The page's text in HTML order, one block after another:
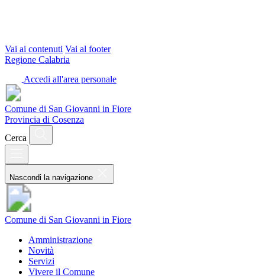
Vai ai contenuti Vai al footer
Regione Calabria
Accedi all'area personale
Comune di San Giovanni in Fiore
Provincia di Cosenza
Cerca
Nascondi la navigazione
Comune di San Giovanni in Fiore
Amministrazione
Novità
Servizi
Vivere il Comune